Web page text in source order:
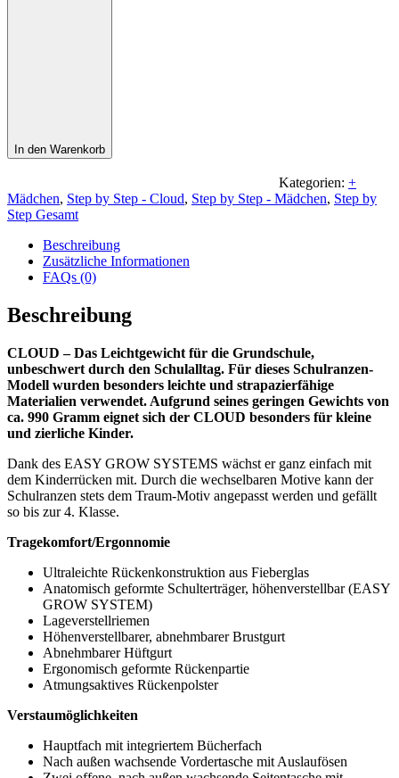
In den Warenkorb
Kategorien:+
Mädchen, Step by Step - Cloud, Step by Step - Mädchen, Step by
Step Gesamt
Beschreibung
Zusätzliche Informationen
FAQs (0)
Beschreibung
CLOUD – Das Leichtgewicht für die Grundschule,
unbeschwert durch den Schulalltag. Für dieses Schulranzen-
Modell wurden besonders leichte und strapazierfähige
Materialien verwendet. Aufgrund seines geringen Gewichts von
ca. 990 Gramm eignet sich der CLOUD besonders für kleine
und zierliche Kinder.
Dank des EASY GROW SYSTEMS wächst er ganz einfach mit
dem Kinderrücken mit. Durch die wechselbaren Motive kann der
Schulranzen stets dem Traum-Motiv angepasst werden und gefällt
so bis zur 4. Klasse.
Tragekomfort/Ergonnomie
Ultraleichte Rückenkonstruktion aus Fieberglas
Anatomisch geformte Schulterträger, höhenverstellbar (EASY
GROW SYSTEM)
Lageverstellriemen
Höhenverstellbarer, abnehmbarer Brustgurt
Abnehmbarer Hüftgurt
Ergonomisch geformte Rückenpartie
Atmungsaktives Rückenpolster
Verstaumöglichkeiten
Hauptfach mit integriertem Bücherfach
Nach außen wachsende Vordertasche mit Auslaufösen